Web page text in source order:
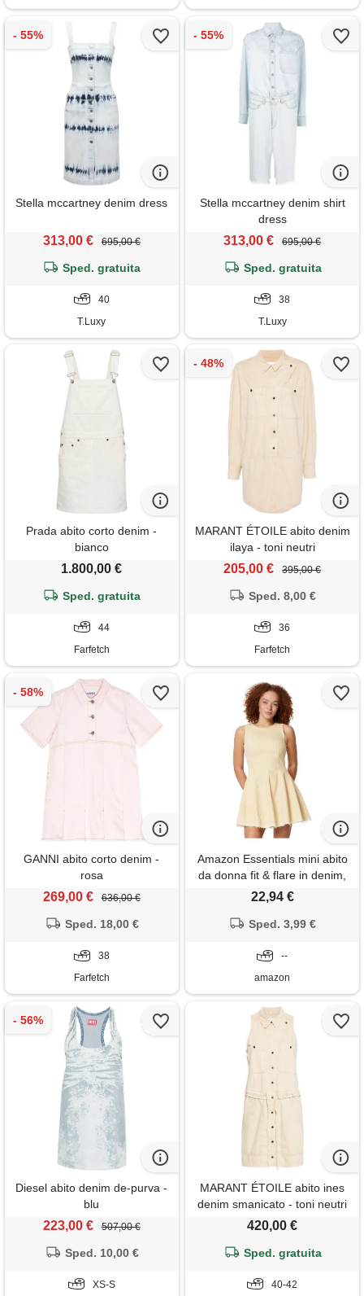
Stella mccartney denim dress
313,00 € 695,00 €
Sped. gratuita
40
T.Luxy
Stella mccartney denim shirt
dress
313,00 € 695,00 €
Sped. gratuita
38
T.Luxy
Prada abito corto denim -
bianco
1.800,00 €
Sped. gratuita
44
Farfetch
MARANT ÉTOILE abito denim
ilaya - toni neutri
205,00 € 395,00 €
Sped. 8,00 €
36
Farfetch
GANNI abito corto denim -
rosa
269,00 € 636,00 €
Sped. 18,00 €
38
Farfetch
Amazon Essentials mini abito
da donna fit & flare in denim,
ecru, 16
22,94 €
Sped. 3,99 €
--
amazon
Diesel abito denim de-purva -
blu
223,00 € 507,00 €
Sped. 10,00 €
XS-S
MARANT ÉTOILE abito ines
denim smanicato - toni neutri
420,00 €
Sped. gratuita
40-42